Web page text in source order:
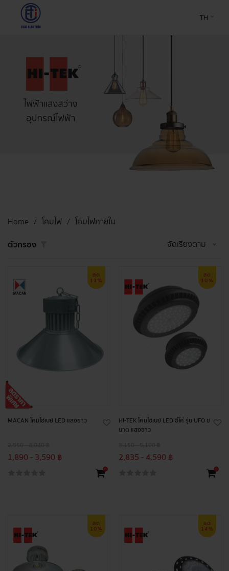
TH
Home โคมไฟ
โคมไฟภายใน
ตัวกรอง
จัดเรียงตาม
ลด
11%
MACAN โคมไฮเบย์ LED แสงขาว
1,890 - 3,590 ฿
+
ลด
10%
HI-TEK โคมไฮเบย์ LED อีโค่ รุ่น UFO ข
นาด แสงขาว
2,835 - 4,590 ฿
+
ลด
10%
ลด
14%